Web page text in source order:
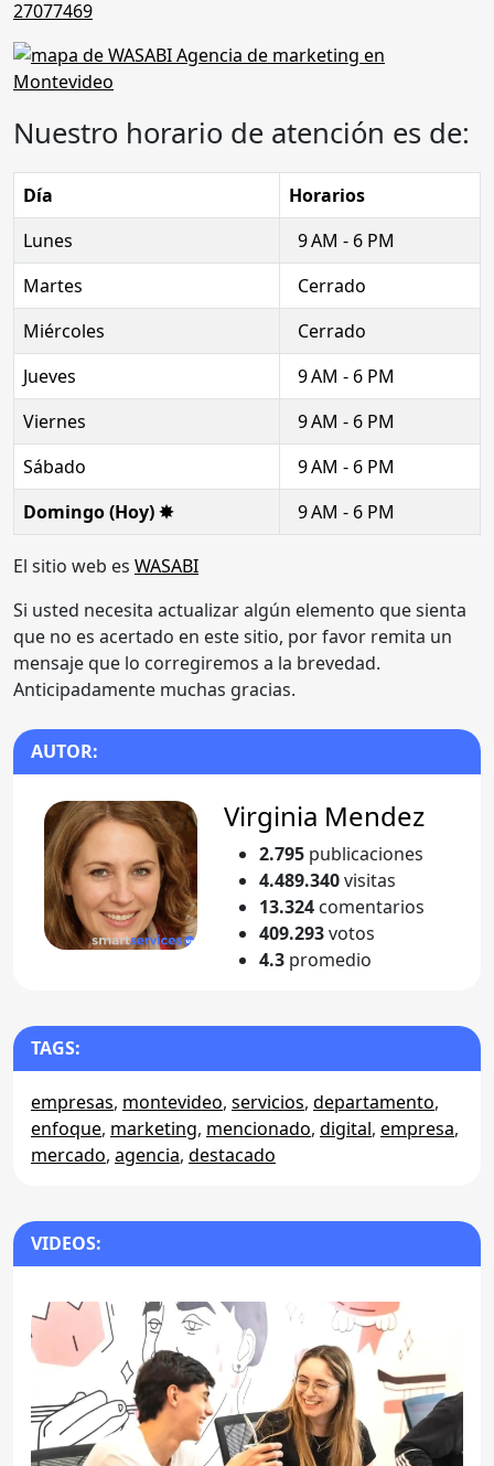
27077469
Nuestro horario de atención es de:
Día
Horarios
Lunes
9 AM - 6 PM
Martes
Cerrado
Miércoles
Cerrado
Jueves
9 AM - 6 PM
Viernes
9 AM - 6 PM
Sábado
9 AM - 6 PM
Domingo (Hoy) ✸
9 AM - 6 PM
El sitio web es WASABI
Si usted necesita actualizar algún elemento que sienta
que no es acertado en este sitio, por favor remita un
mensaje que lo corregiremos a la brevedad.
Anticipadamente muchas gracias.
AUTOR:
Virginia Mendez
2.795 publicaciones
4.489.340visitas
13.324 comentarios
409.293votos
4.3 promedio
TAGS:
empresas, montevideo, servicios, departamento,
enfoque, marketing, mencionado, digital, empresa,
mercado, agencia, destacado
VIDEOS: